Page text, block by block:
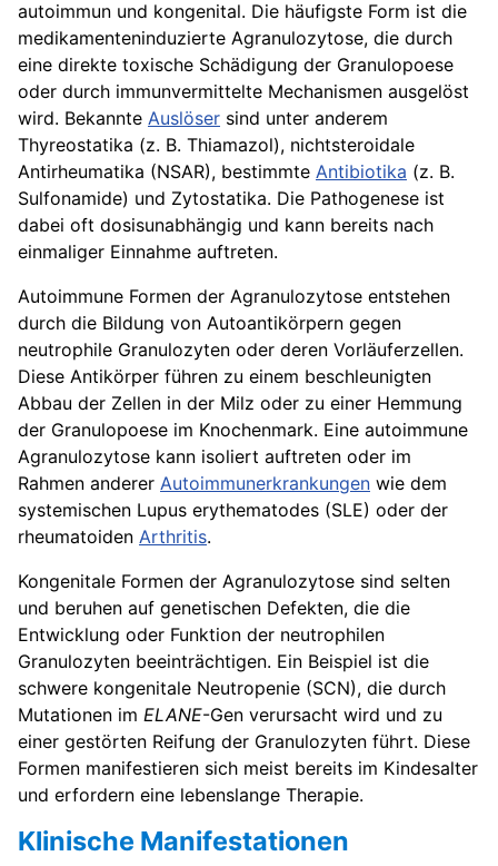
autoimmun und kongenital. Die häufigste Form ist die
medikamenteninduzierte Agranulozytose, die durch
eine direkte toxische Schädigung der Granulopoese
oder durch immunvermittelte Mechanismen ausgelöst
wird. Bekannte Auslöser sind unter anderem
Thyreostatika (z. B. Thiamazol), nichtsteroidale
Antirheumatika (NSAR), bestimmte Antibiotika (z. B.
Sulfonamide) und Zytostatika. Die Pathogenese ist
dabei oft dosisunabhängig und kann bereits nach
einmaliger Einnahme auftreten.
Autoimmune Formen der Agranulozytose entstehen
durch die Bildung von Autoantikörpern gegen
neutrophile Granulozyten oder deren Vorläuferzellen.
Diese Antikörper führen zu einem beschleunigten
Abbau der Zellen in der Milz oder zu einer Hemmung
der Granulopoese im Knochenmark. Eine autoimmune
Agranulozytose kann isoliert auftreten oder im
Rahmen anderer Autoimmunerkrankungen wie dem
systemischen Lupus erythematodes (SLE) oder der
rheumatoiden Arthritis.
Kongenitale Formen der Agranulozytose sind selten
und beruhen auf genetischen Defekten, die die
Entwicklung oder Funktion der neutrophilen
Granulozyten beeinträchtigen. Ein Beispiel ist die
schwere kongenitale Neutropenie (SCN), die durch
Mutationen im ELANE-Gen verursacht wird und zu
einer gestörten Reifung der Granulozyten führt. Diese
Formen manifestieren sich meist bereits im Kindesalter
und erfordern eine lebenslange Therapie.
Klinische Manifestationen